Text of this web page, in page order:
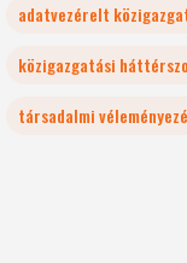
adatvezérelt
közigazgatási
társadalmi